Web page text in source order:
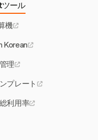
ール
機
Korean
理
プレート
利用率